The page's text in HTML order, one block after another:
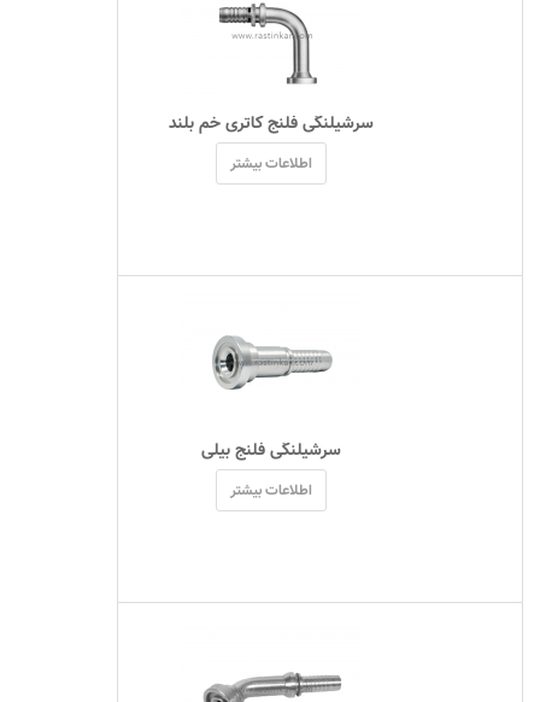
سرشيلنگی فلنج کاتری خم بلند
اطلاعات بیشتر
سرشيلنگی فلنج بیلی
اطلاعات بیشتر